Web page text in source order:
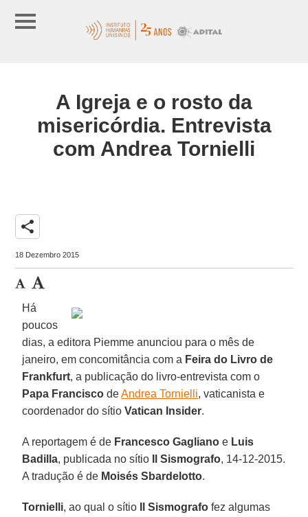
A Igreja e o rosto da
misericórdia. Entrevista
com Andrea Tornielli
share
18 Dezembro 2015
Há
poucos
dias, a editora Piemme anunciou para o mês de
janeiro, em concomitância com a Feira do Livro de
Frankfurt, a publicação do livro-entrevista com o
Papa Francisco deAndrea Tornielli, vaticanista e
coordenador do sítioVatican Insider.
A reportagem é de Francesco Gagliano e Luis
Badilla, publicada no sítio Il Sismografo, 14-12-2015.
A tradução é de Moisés Sbardelotto.
Tornielli, ao qual o sítio Il Sismografo fez algumas